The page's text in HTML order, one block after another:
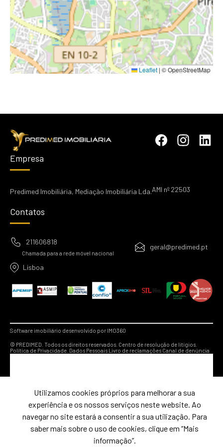
Leaflet | © OpenStreetMap
Empresa
Predimed Imobiliária, Mediação Imobiliária Lda.AMI nº 22503
Contatos
211606818
Chamada para a rede móvel nacional
geral@predimed.pt
Lisboa
Software imobiliário desenvolvido por IMO360
© PREDIMED. Todos os direitos reservados. Centro de resolução de litígios.
Política de Privacidade. Dados PessoaisLivro de reclamações Canal de denúncia
Utilizamos cookies próprios para melhorar a sua
experiência e os nossos serviços neste website. Ao
navegar no site estará a consentir a sua utilização. Para
saber mais sobre o uso de cookies, clique em “Mais
informação”.